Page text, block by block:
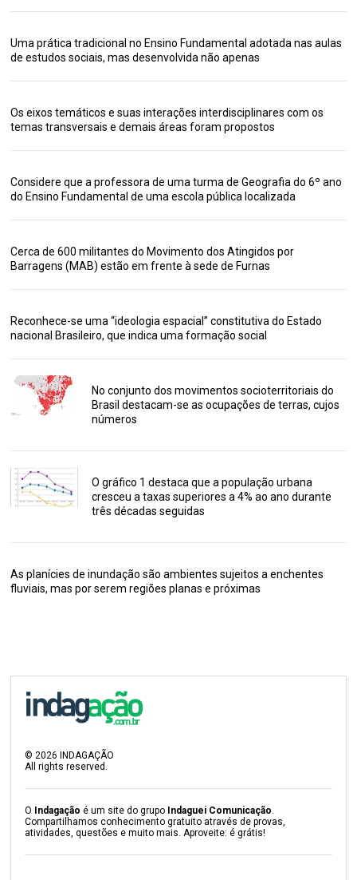
Uma prática tradicional no Ensino Fundamental adotada nas aulas
de estudos sociais, mas desenvolvida não apenas
Os eixos temáticos e suas interações interdisciplinares com os
temas transversais e demais áreas foram propostos
Considere que a professora de uma turma de Geografia do 6º ano
do Ensino Fundamental de uma escola pública localizada
Cerca de 600 militantes do Movimento dos Atingidos por
Barragens (MAB) estão em frente à sede de Furnas
Reconhece-se uma “ideologia espacial” constitutiva do Estado
nacional Brasileiro, que indica uma formação social
No conjunto dos movimentos socioterritoriais do
Brasil destacam-se as ocupações de terras, cujos
números
O gráfico 1 destaca que a população urbana
cresceu a taxas superiores a 4% ao ano durante
três décadas seguidas
As planícies de inundação são ambientes sujeitos a enchentes
fluviais, mas por serem regiões planas e próximas
©2026 INDAGAÇÃO
All rights reserved.
O Indagação é um site do grupo Indaguei Comunicação.
Compartilhamos conhecimento gratuito através de provas,
atividades, questões e muito mais. Aproveite: é grátis!